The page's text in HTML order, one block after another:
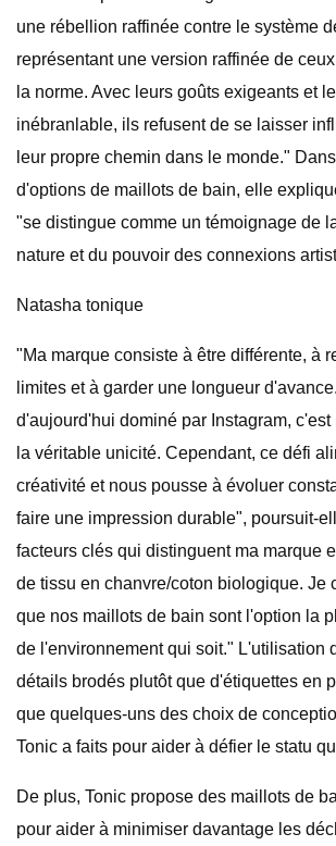
une rébellion raffinée contre le système
représentant une version raffinée de
la norme. Avec leurs goûts exigeants et
inébranlable, ils refusent de se laisser
leur propre chemin dans le monde."
d'options de maillots de bain, elle
"se distingue comme un témoignage de
nature et du pouvoir des connexions
Natasha tonique
"Ma marque consiste à être différente, à
limites et à garder une longueur
d'aujourd'hui dominé par Instagram, c'est
la véritable unicité. Cependant, ce défi
créativité et nous pousse à évoluer
faire une impression durable", poursuit-
facteurs clés qui distinguent ma marque
de tissu en chanvre/coton biologique. Je
que nos maillots de bain sont l'option la
de l'environnement qui soit." L'utilisation
détails brodés plutôt que d'étiquettes en
que quelques-uns des choix de
Tonic a faits pour aider à défier le statu
De plus, Tonic propose des maillots de
pour aider à minimiser davantage les